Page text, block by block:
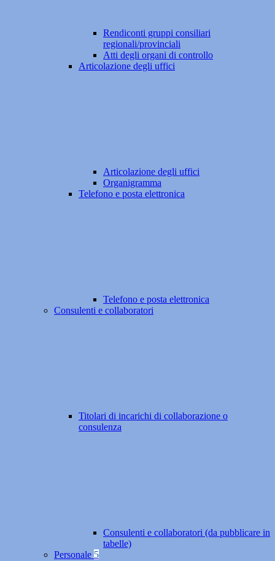
Rendiconti gruppi consiliari
regionali/provinciali
Atti degli organi di controllo
Articolazione degli uffici
Articolazione degli uffici
Organigramma
Telefono e posta elettronica
Telefono e posta elettronica
Consulenti e collaboratori
Titolari di incarichi di collaborazione o
consulenza
Consulenti e collaboratori (da pubblicare in
tabelle)
Personale 5